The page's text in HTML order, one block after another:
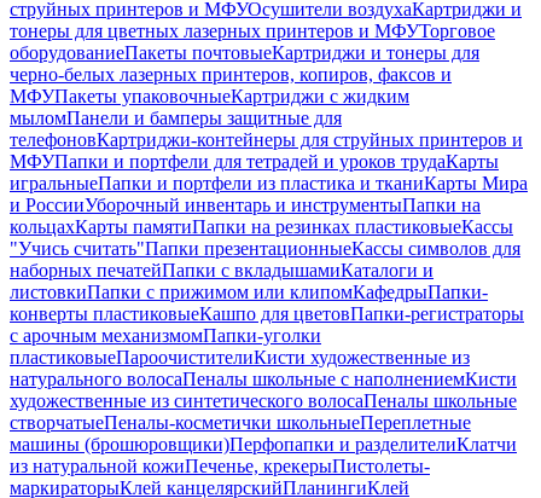
струйных принтеров и МФУОсушители воздухаКартриджи и
тонеры для цветных лазерных принтеров и МФУТорговое
оборудованиеПакеты почтовыеКартриджи и тонеры для
черно-белых лазерных принтеров, копиров, факсов и
МФУПакеты упаковочныеКартриджи с жидким
мыломПанели и бамперы защитные для
телефоновКартриджи-контейнеры для струйных принтеров и
МФУПапки и портфели для тетрадей и уроков трудаКарты
игральныеПапки и портфели из пластика и тканиКарты Мира
и РоссииУборочный инвентарь и инструментыПапки на
кольцахКарты памятиПапки на резинках пластиковыеКассы
"Учись считать"Папки презентационныеКассы символов для
наборных печатейПапки с вкладышамиКаталоги и
листовкиПапки с прижимом или клипомКафедрыПапки-
конверты пластиковыеКашпо для цветовПапки-регистраторы
с арочным механизмомПапки-уголки
пластиковыеПароочистителиКисти художественные из
натурального волосаПеналы школьные с наполнениемКисти
художественные из синтетического волосаПеналы школьные
створчатыеПеналы-косметички школьныеПереплетные
машины (брошюровщики)Перфопапки и разделителиКлатчи
из натуральной кожиПеченье, крекерыПистолеты-
маркираторыКлей канцелярскийПланингиКлей